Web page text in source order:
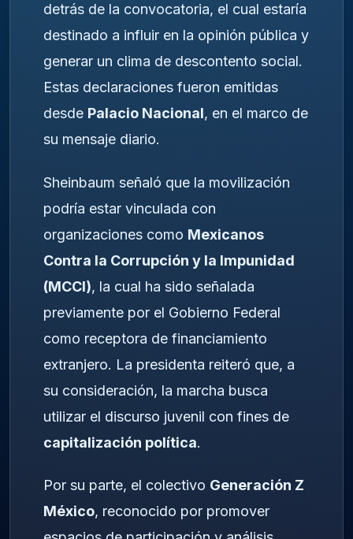
detrás de la convocatoria, el cual estaría
destinado a influir en la opinión pública y
generar un clima de descontento social.
Estas declaraciones fueron emitidas
desde Palacio Nacional, en el marco de
su mensaje diario.
Sheinbaum señaló que la movilización
podría estar vinculada con
organizaciones como Mexicanos
Contra la Corrupción y la Impunidad
(MCCI), la cual ha sido señalada
previamente por el Gobierno Federal
como receptora de financiamiento
extranjero. La presidenta reiteró que, a
su consideración, la marcha busca
utilizar el discurso juvenil con fines de
capitalización política.
Por su parte, el colectivo Generación Z
México, reconocido por promover